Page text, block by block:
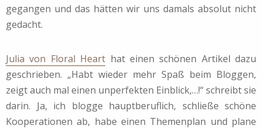
gegangen und das hätten wir uns damals absolut nicht
gedacht.
Julia von Floral Heart hat einen schönen Artikel dazu
geschrieben. „Habt wieder mehr Spaß beim Bloggen,
zeigt auch mal einen unperfekten Einblick,…!“ schreibt sie
darin. Ja, ich blogge hauptberuflich, schließe schöne
Kooperationen ab, habe einen Themenplan und plane